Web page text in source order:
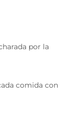
por la
comida con